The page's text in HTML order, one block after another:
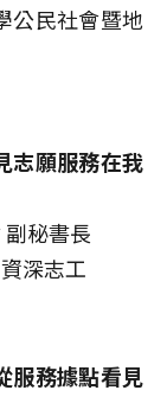
公民社會暨地
志願服務在我
秘書長
深志工
服務據點看見